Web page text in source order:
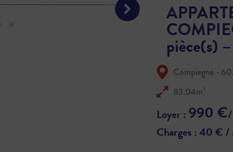
pièce(s)
Compiegne -
83.04m²
Loyer : 990 €
Charges : 40 € /